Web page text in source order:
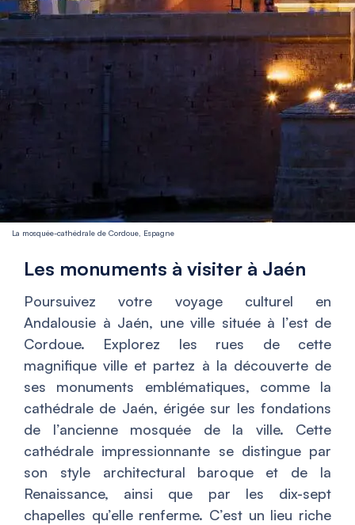
La mosquée-cathédrale de Cordoue, Espagne
Les monuments à visiter à Jaén
Poursuivez votre voyage culturel en
Andalousie à Jaén, une ville située à l’est de
Cordoue. Explorez les rues de cette
magnifique ville et partez à la découverte de
ses monuments emblématiques, comme la
cathédrale de Jaén, érigée sur les fondations
de l’ancienne mosquée de la ville. Cette
cathédrale impressionnante se distingue par
son style architectural baroque et de la
Renaissance, ainsi que par les dix-sept
chapelles qu’elle renferme. C’est un lieu riche